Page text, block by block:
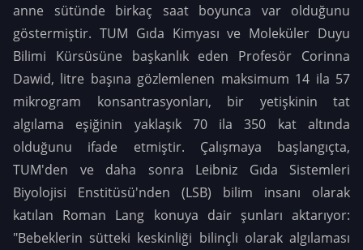
anne sütünde birkaç saat boyunca var olduğunu
göstermiştir. TUM Gıda Kimyası ve Moleküler Duyu
Bilimi Kürsüsüne başkanlık eden Profesör Corinna
Dawid, litre başına gözlemlenen maksimum 14 ila 57
mikrogram konsantrasyonları, bir yetişkinin tat
algılama eşiğinin yaklaşık 70 ila 350 kat altında
olduğunu ifade etmiştir. Çalışmaya başlangıçta,
TUM'den ve daha sonra Leibniz Gıda Sistemleri
Biyolojisi Enstitüsü'nden (LSB) bilim insanı olarak
katılan Roman Lang konuya dair şunları aktarıyor:
"Bebeklerin sütteki keskinliği bilinçli olarak algılaması